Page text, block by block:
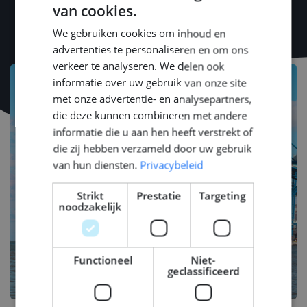
van cookies.
We gebruiken cookies om inhoud en
advertenties te personaliseren en om ons
verkeer te analyseren. We delen ook
informatie over uw gebruik van onze site
met onze advertentie- en analysepartners,
die deze kunnen combineren met andere
informatie die u aan hen heeft verstrekt of
die zij hebben verzameld door uw gebruik
van hun diensten. Privacybeleid
Strikt
noodzakelijk
Prestatie Targeting
Functioneel
Niet-
geclassificeerd